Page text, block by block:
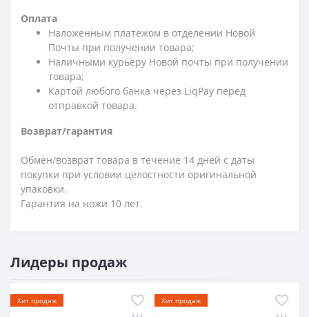
Оплата
Наложенным платежом в отделении Новой
Почты при получении товара;
Наличными курьеру Новой почты при получении
товара;
Картой любого банка через LiqPay перед
отправкой товара.
Возврат/гарантия
Обмен/возврат товара в течение 14 дней с даты
покупки при условии целостности оригинальной
упаковки.
Гарантия на ножи 10 лет.
Лидеры продаж
Хит продаж Хит продаж